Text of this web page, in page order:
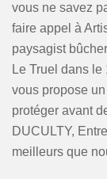
vous ne savez
faire appel à
paysagist
Le Truel dans le
vous propose
protéger avant
DUCULTY,
meilleurs que